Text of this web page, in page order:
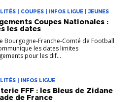
| COUPES | INFOS LIGUE | JEUNES
Coupes Nationales :
les dates
Bourgogne-Franche-Comté de Football
les dates limites
pour les dif...
| INFOS LIGUE
FFF : les Bleus de Zidane
de France